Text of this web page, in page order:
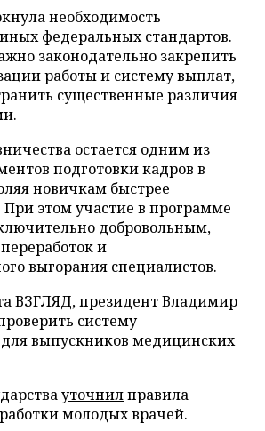
необходимость
федеральных стандартов.
законодательно закрепить
работы и систему выплат,
существенные различия
остается одним из
подготовки кадров в
новичкам быстрее
При этом участие в программе
добровольным,
и
выгорания специалистов.
ВЗГЛЯД, президент Владимир
систему
для выпускников медицинских
уточнилправила
молодых врачей.